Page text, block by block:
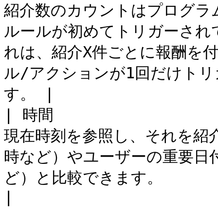
紹介数のカウントはプログ
ルールが初めてトリガーさ
れは、紹介X件ごとに報酬を
ル/アクションが1回だけト
す。 |
| 時間
現在時刻を参照し、それを紹
時など）やユーザーの重要日
ど）と比較できます。